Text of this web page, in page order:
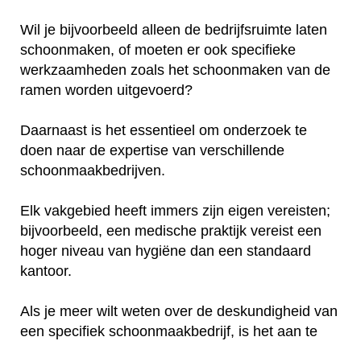
Wil je bijvoorbeeld alleen de bedrijfsruimte laten
schoonmaken, of moeten er ook specifieke
werkzaamheden zoals het schoonmaken van de
ramen worden uitgevoerd?
Daarnaast is het essentieel om onderzoek te
doen naar de expertise van verschillende
schoonmaakbedrijven.
Elk vakgebied heeft immers zijn eigen vereisten;
bijvoorbeeld, een medische praktijk vereist een
hoger niveau van hygiëne dan een standaard
kantoor.
Als je meer wilt weten over de deskundigheid van
een specifiek schoonmaakbedrijf, is het aan te